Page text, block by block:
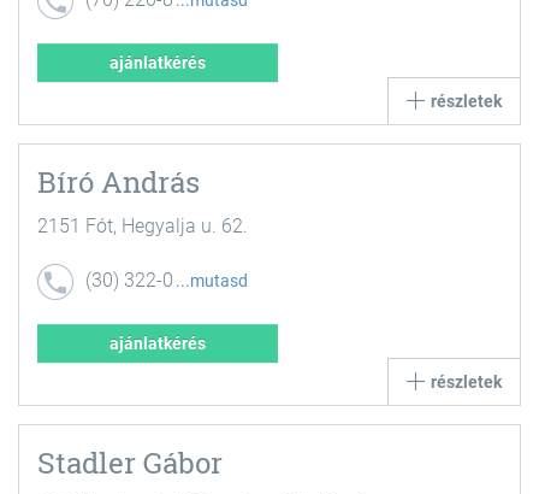
ajánlatkérés
részletek
Bíró András
2151 Fót, Hegyalja u. 62.
(30) 322-0
mutasd
ajánlatkérés
részletek
Stadler Gábor